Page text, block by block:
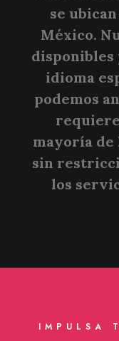
se
México.
disponibles
idioma
podemos
mayoría de
sin
los
IMPULSA